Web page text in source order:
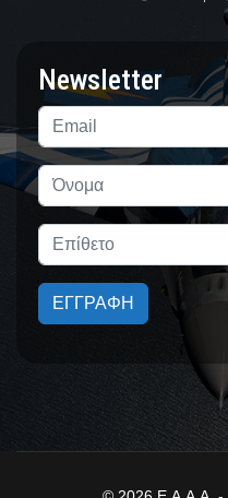
Newsletter
ΕΓΓΡΑΦΗ